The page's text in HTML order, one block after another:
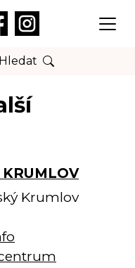
Hledat
KRUMLOV
Krumlov